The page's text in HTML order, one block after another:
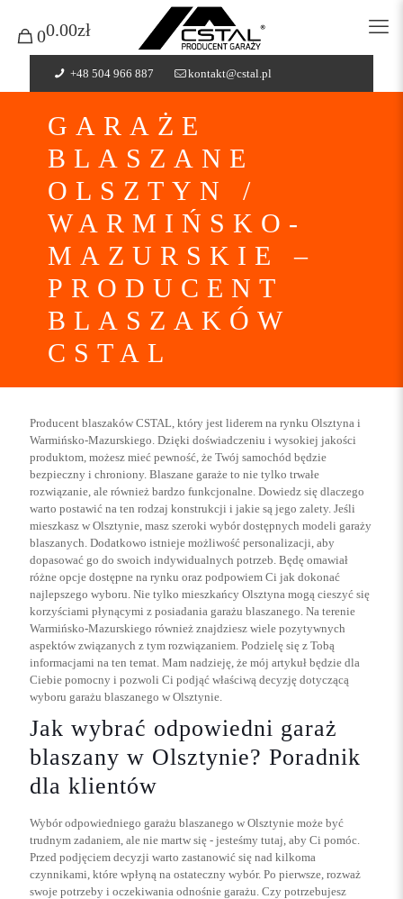
+48 504 966 887 kontakt@cstal.pl
00.00zł
GARAŻE
BLASZANE
OLSZTYN /
WARMIŃSKO-
MAZURSKIE –
PRODUCENT
BLASZAKÓW
CSTAL
Producent blaszaków CSTAL, który jest liderem na rynku Olsztyna i
Warmińsko-Mazurskiego. Dzięki doświadczeniu i wysokiej jakości
produktom, możesz mieć pewność, że Twój samochód będzie
bezpieczny i chroniony. Blaszane garaże to nie tylko trwałe
rozwiązanie, ale również bardzo funkcjonalne. Dowiedz się dlaczego
warto postawić na ten rodzaj konstrukcji i jakie są jego zalety. Jeśli
mieszkasz w Olsztynie, masz szeroki wybór dostępnych modeli garaży
blaszanych. Dodatkowo istnieje możliwość personalizacji, aby
dopasować go do swoich indywidualnych potrzeb. Będę omawiał
różne opcje dostępne na rynku oraz podpowiem Ci jak dokonać
najlepszego wyboru. Nie tylko mieszkańcy Olsztyna mogą cieszyć się
korzyściami płynącymi z posiadania garażu blaszanego. Na terenie
Warmińsko-Mazurskiego również znajdziesz wiele pozytywnych
aspektów związanych z tym rozwiązaniem. Podzielę się z Tobą
informacjami na ten temat. Mam nadzieję, że mój artykuł będzie dla
Ciebie pomocny i pozwoli Ci podjąć właściwą decyzję dotyczącą
wyboru garażu blaszanego w Olsztynie.
Jak wybrać odpowiedni garaż
blaszany w Olsztynie? Poradnik
dla klientów
Wybór odpowiedniego garażu blaszanego w Olsztynie może być
trudnym zadaniem, ale nie martw się - jesteśmy tutaj, aby Ci pomóc.
Przed podjęciem decyzji warto zastanowić się nad kilkoma
czynnikami, które wpłyną na ostateczny wybór. Po pierwsze, rozważ
swoje potrzeby i oczekiwania odnośnie garażu. Czy potrzebujesz